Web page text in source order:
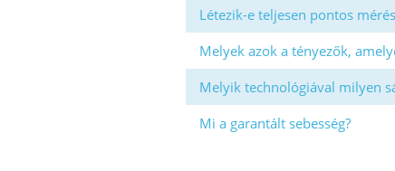
Létezik-e teljesen pontos
Melyek azok a tényezők,
Melyik technológiával milyen
Mi a garantált sebesség?